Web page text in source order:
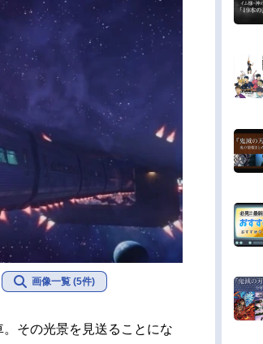
画像一覧 (5件)
その光景を見送ることにな